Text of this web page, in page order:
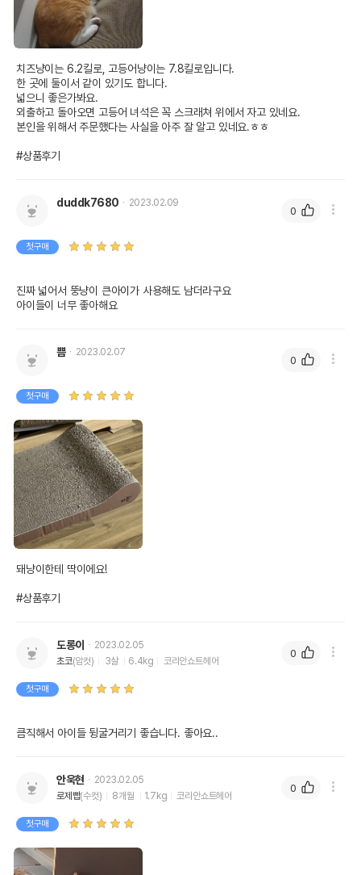
치즈냥이는 6.2킬로, 고등어냥이는 7.8킬로입니다.
한 곳에 둘이서 같이 있기도 합니다.
넓으니 좋은가봐요.
외출하고 돌아오면 고등어 녀석은 꼭 스크래쳐 위에서 자고 있네요.
본인을 위해서 주문했다는 사실을 아주 잘 알고 있네요.ㅎㅎ
#상품후기
duddk7680 2023.02.09
첫구매
진짜 넓어서 뚱냥이 큰아이가 사용해도 남더라구요
아이들이 너무 좋아해요
0
쁨 2023.02.07
첫구매
돼냥이한테 딱이에요!
#상품후기
0
도롱이
2023.02.05
초코(암컷) 3살 6.4kg 코리안쇼트헤어
첫구매
큼직해서 아이들 뒹굴거리기 좋습니다. 좋아요..
0
안욱현
2023.02.05
로제빱(수컷) 8개월 1.7kg 코리안쇼트헤어
첫구매
0